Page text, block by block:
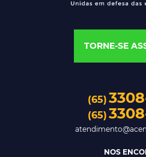
TORNE-SE
(65)
(65)
NOS